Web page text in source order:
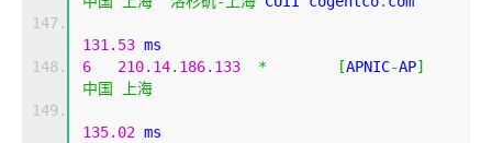
131.53 ms
6
210.14. 186.133 * [APNIC-AP]
中国
上海
135.02 ms